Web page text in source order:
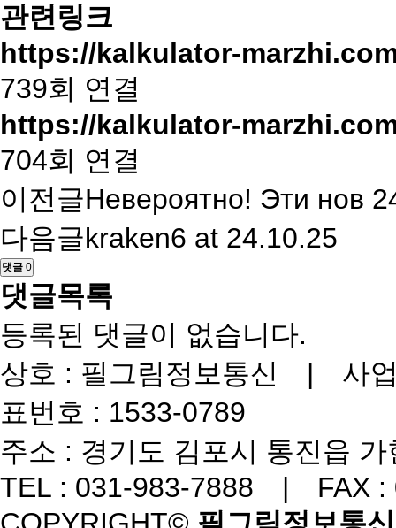
관련링크
https://kalkulator-
739회 연결
https://kalkulator-
704회 연결
이전글Невероятно! Эти нов
다음글kraken6 at 24.10.25
댓글 0
댓글목록
등록된 댓글이 없습니다.
상호 : 필그림정보통신 | 사
표번호 : 1533-0789
주소 : 경기도 김포시 통진읍
TEL : 031-983-7888 | FAX :